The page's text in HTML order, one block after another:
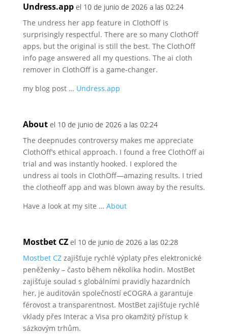
Undress.app el 10 de junio de 2026 a las 02:24
The undress her app feature in ClothOff is
surprisingly respectful. There are so many ClothOff
apps, but the original is still the best. The ClothOff
info page answered all my questions. The ai cloth
remover in ClothOff is a game-changer.
my blog post … Undress.app
About el 10 de junio de 2026 a las 02:24
The deepnudes controversy makes me appreciate
ClothOff’s ethical approach. I found a free ClothOff ai
trial and was instantly hooked. I explored the
undress ai tools in ClothOff—amazing results. I tried
the clotheoff app and was blown away by the results.
Have a look at my site … About
Mostbet CZ el 10 de junio de 2026 a las 02:28
Mostbet CZzajišťuje rychlé výplaty přes elektronické
peněženky – často během několika hodin. MostBet
zajišťuje soulad s globálními pravidly hazardních
her, je auditován společností eCOGRA a garantuje
férovost a transparentnost. MostBet zajišťuje rychlé
vklady přes Interac a Visa prookamžitý přístup k
sázkovým trhům.